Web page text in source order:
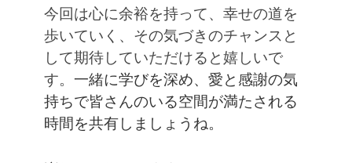
今回は心に余裕を持って、幸せの道を
歩いていく、その気づきのチャンスと
して期待していただけると嬉しいで
す。 一緒に学びを深め、愛と感謝の気
持ちで皆さんのいる空間が満たされる
時間を共有しましょうね。